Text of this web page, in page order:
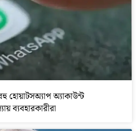
হোয়াটসঅ্যাপ অ্যাকাউন্ট
ব্যবহারকারীরা